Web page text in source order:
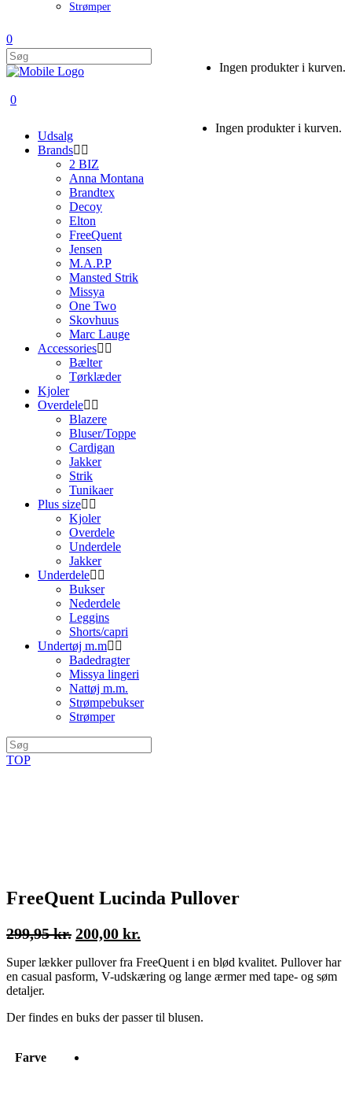
Strømper
0
Ingen produkter i kurven.
0
Ingen produkter i kurven.
Udsalg
Brands
2 BIZ
Anna Montana
Brandtex
Decoy
Elton
FreeQuent
Jensen
M.A.P.P
Mansted Strik
Missya
One Two
Skovhuus
Marc Lauge
Accessories
Bælter
Tørklæder
Kjoler
Overdele
Blazere
Bluser/Toppe
Cardigan
Jakker
Strik
Tunikaer
Plus size
Kjoler
Overdele
Underdele
Jakker
Underdele
Bukser
Nederdele
Leggins
Shorts/capri
Undertøj m.m
Badedragter
Missya lingeri
Nattøj m.m.
Strømpebukser
Strømper
TOP
FreeQuent Lucinda Pullover
299,95kr. Den
pris
var:
200,00 kr.
pris
Super lækker pullover fra FreeQuent i en blød kvalitet. Pullover har
en casual pasform, V-udskæring og lange ærmer med tape- og søm
detaljer.
Der findes en buks der passer til blusen.
Farve